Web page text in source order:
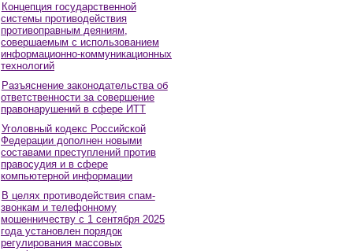
Концепция государственной
системы противодействия
противоправным деяниям,
совершаемым с использованием
информационно-коммуникационных
технологий
Разъяснение законодательства об
ответственности за совершение
правонарушений в сфере ИТТ
Уголовный кодекс Российской
Федерации дополнен новыми
составами преступлений против
правосудия и в сфере
компьютерной информации
В целях противодействия спам-
звонкам и телефонному
мошенничеству с 1 сентября 2025
года установлен порядок
регулирования массовых